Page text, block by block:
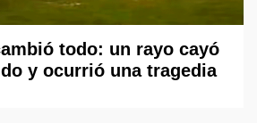
todo: un rayo cayó
y ocurrió una tragedia